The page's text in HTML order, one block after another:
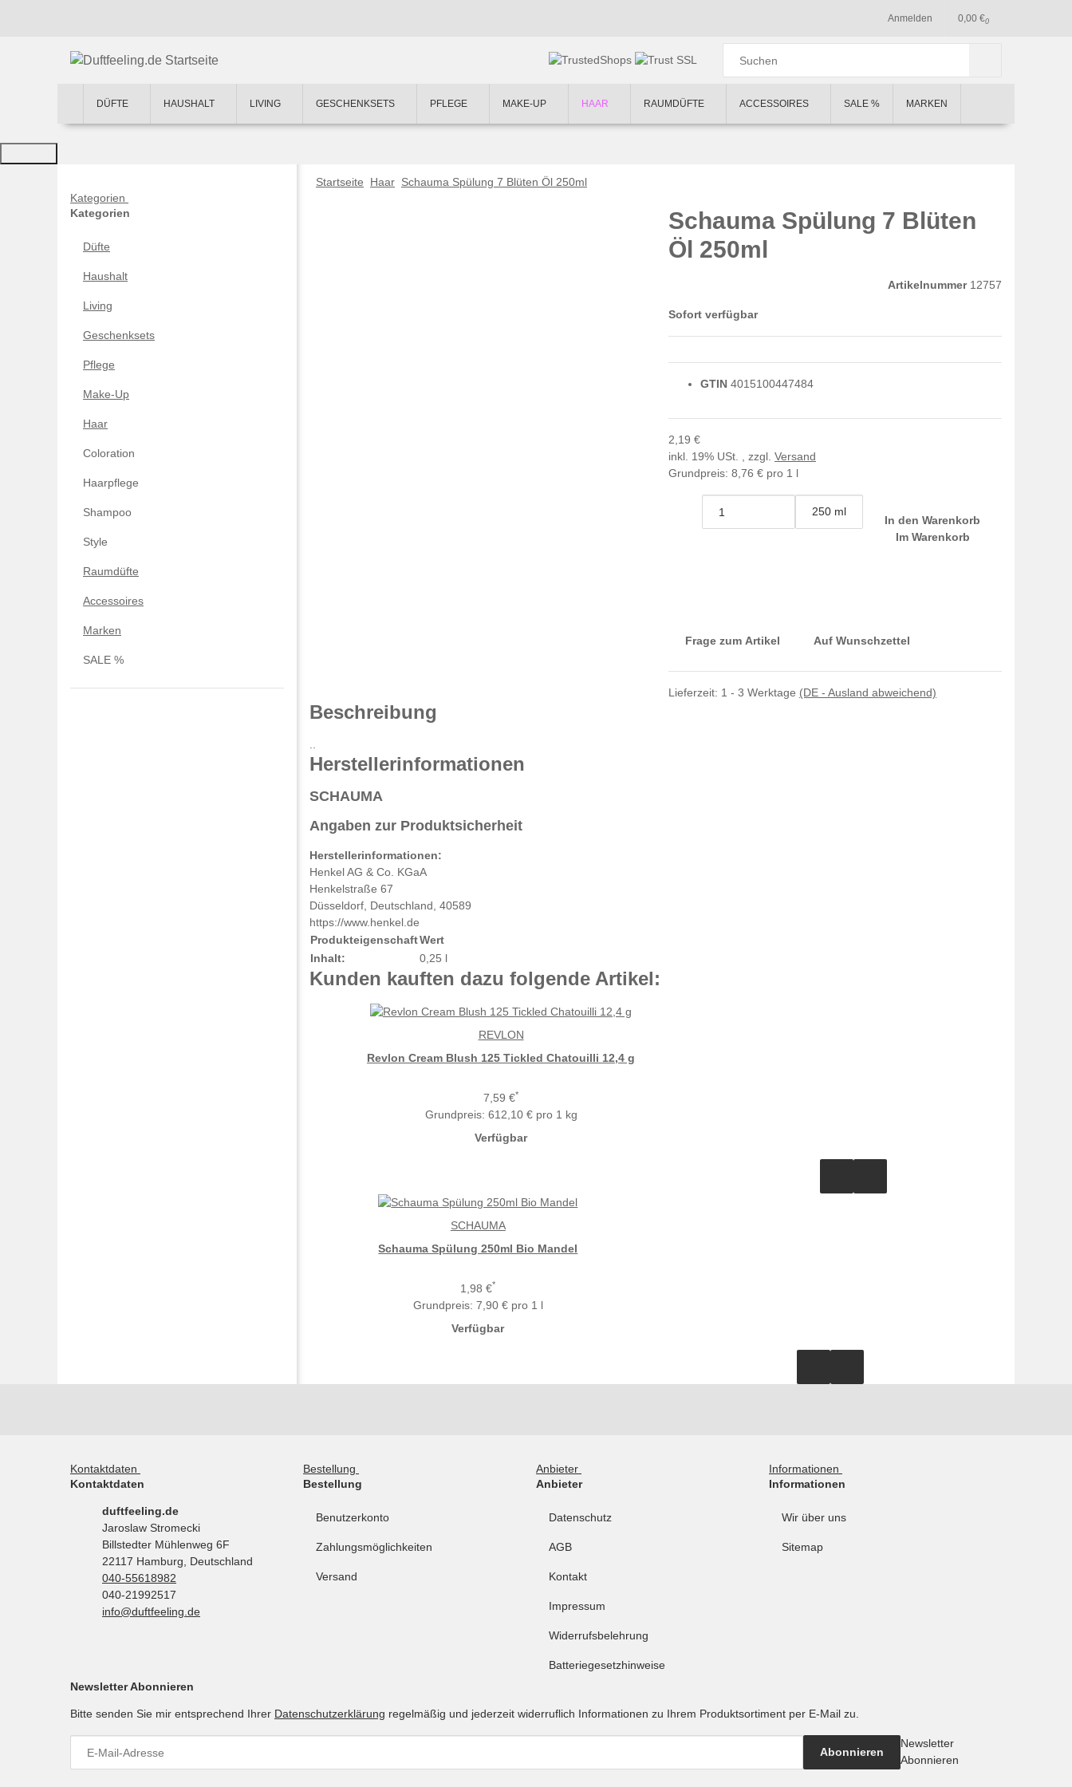
Anmelden 0
0,00 €
DÜFTE HAUSHALT LIVING GESCHENKSETS PFLEGE MAKE-UP HAAR RAUMDÜFTE ACCESSOIRES SALE % MARKEN
Startseite Haar Schauma Spülung 7 Blüten Öl 250ml
Schauma Spülung 7 Blüten
Öl 250ml
Artikelnummer 12757
GTIN 4015100447484
2,19 €
inkl. 19% USt. , zzgl. Versand
Grundpreis: 8,76 € pro 1 l
Frage zum Artikel Auf Wunschzettel
250 ml
In den Warenkorb
Im Warenkorb
Sofort verfügbar
Lieferzeit: 1 - 3 Werktage (DE - Ausland abweichend)
Beschreibung
Herstellerinformationen
SCHAUMA
Angaben zur Produktsicherheit
Herstellerinformationen:
Henkel AG & Co. KGaA
Henkelstraße 67
Düsseldorf, Deutschland, 40589
https://www.henkel.de
ProdukteigenschaftWert
Inhalt:
0,25 l
Kunden kauften dazu folgende Artikel:
Revlon Cream Blush 125 Tickled Chatouilli 12,4 g
7,59 €*
Grundpreis: 612,10 € pro 1 kg
Verfügbar
REVLON
Schauma Spülung 250ml Bio Mandel
1,98 €*
Grundpreis: 7,90 € pro 1 l
Verfügbar
SCHAUMA
Kategorien
Kategorien
Düfte
Haushalt
Living
Geschenksets
Pflege
Make-Up
Haar
Coloration
Haarpflege
Shampoo
Style
Raumdüfte
Accessoires
Marken
SALE %
Kontaktdaten
Kontaktdaten
duftfeeling.de
Jaroslaw Stromecki
Billstedter Mühlenweg 6F
22117 Hamburg, Deutschland
040-55618982
040-21992517
info@duftfeeling.de
Bestellung
Bestellung
Benutzerkonto
Zahlungsmöglichkeiten
Versand
Anbieter
Anbieter
Datenschutz
AGB
Kontakt
Impressum
Widerrufsbelehrung
Batteriegesetzhinweise
Informationen
Informationen
Wir über uns
Sitemap
Newsletter Abonnieren
Bitte senden Sie mir entsprechend Ihrer Datenschutzerklärung regelmäßig und jederzeit widerruflich Informationen zu Ihrem Produktsortiment per E-Mail zu.
Abonnieren
Newsletter
Abonnieren